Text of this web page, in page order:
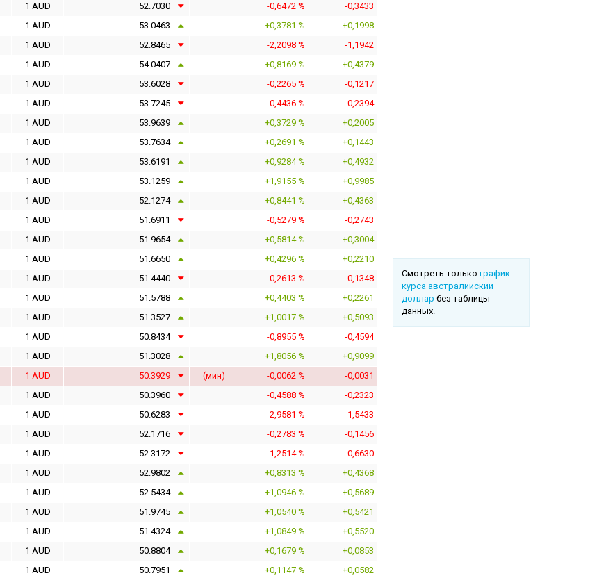
1 AUD 52.7030 -0,6472 %
-0,3433
1 AUD 53.0463 +0,3781 %
+0,1998
1 AUD 52.8465 -2,2098 %
-1,1942
1 AUD 54.0407 +0,8169 %
+0,4379
1 AUD 53.6028 -0,2265 %
-0,1217
1 AUD 53.7245 -0,4436 %
-0,2394
1 AUD 53.9639 +0,3729 %
+0,2005
1 AUD 53.7634 +0,2691 %
+0,1443
1 AUD 53.6191 +0,9284 %
+0,4932
1 AUD 53.1259 +1,9155 %
+0,9985
1 AUD 52.1274 +0,8441 %
+0,4363
1 AUD 51.6911 -0,5279 %
-0,2743
1 AUD 51.9654 +0,5814 %
+0,3004
1 AUD 51.6650 +0,4296 %
+0,2210
1 AUD 51.4440 -0,2613 %
-0,1348
1 AUD 51.5788 +0,4403 %
+0,2261
1 AUD 51.3527 +1,0017 %
+0,5093
1 AUD 50.8434 -0,8955 %
-0,4594
1 AUD 51.3028 +1,8056 %
+0,9099
1 AUD 50.3929 (мин) -0,0062 %
-0,0031
1 AUD 50.3960 -0,4588 %
-0,2323
1 AUD 50.6283 -2,9581 %
-1,5433
1 AUD 52.1716 -0,2783 %
-0,1456
1 AUD 52.3172 -1,2514 %
-0,6630
1 AUD 52.9802 +0,8313 %
+0,4368
1 AUD 52.5434 +1,0946 %
+0,5689
1 AUD 51.9745 +1,0540 %
+0,5421
1 AUD 51.4324 +1,0849 %
+0,5520
1 AUD 50.8804 +0,1679 %
+0,0853
1 AUD 50.7951 +0,1147 %
+0,0582
Смотреть только график
курса австралийский
доллар без таблицы
данных.